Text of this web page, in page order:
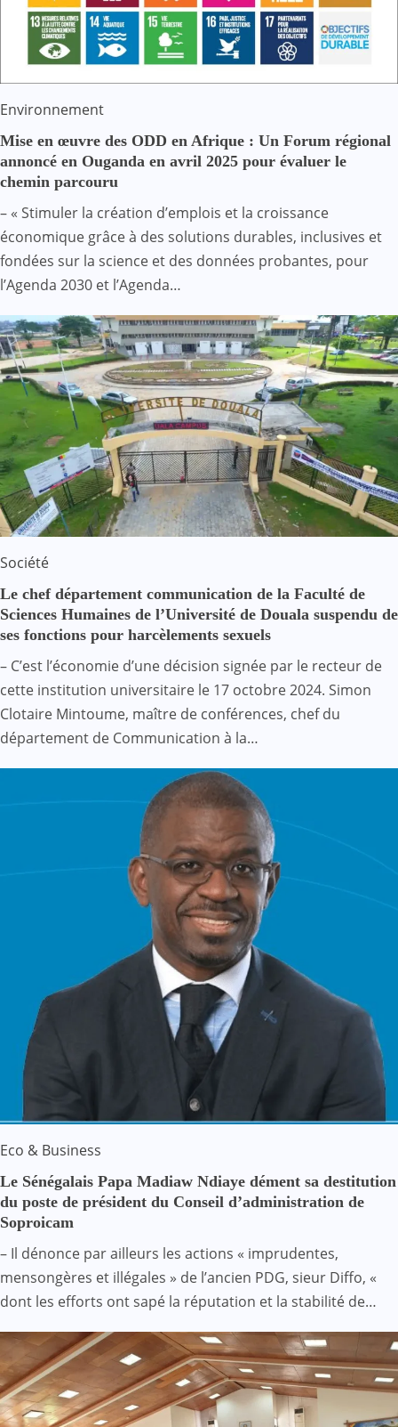
Environnement
Mise en œuvre des ODD en Afrique : Un Forum régional
annoncé en Ouganda en avril 2025 pour évaluer le
chemin parcouru
– « Stimuler la création d’emplois et la croissance
économique grâce à des solutions durables, inclusives et
fondées sur la science et des données probantes, pour
l’Agenda 2030 et l’Agenda…
Société
Le chef département communication de la Faculté de
Sciences Humaines de l’Université de Douala suspendu de
ses fonctions pour harcèlements sexuels
– C’est l’économie d’une décision signée par le recteur de
cette institution universitaire le 17 octobre 2024. Simon
Clotaire Mintoume, maître de conférences, chef du
département de Communication à la…
Eco & Business
Le Sénégalais Papa Madiaw Ndiaye dément sa destitution
du poste de président du Conseil d’administration de
Soproicam
– Il dénonce par ailleurs les actions « imprudentes,
mensongères et illégales » de l’ancien PDG, sieur Diffo, «
dont les efforts ont sapé la réputation et la stabilité de…